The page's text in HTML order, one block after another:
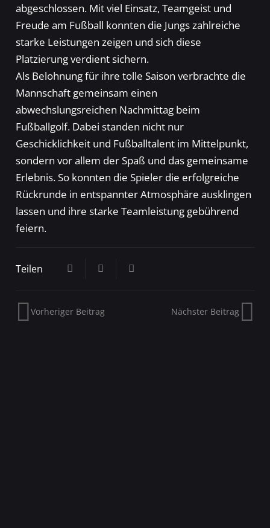
abgeschlossen. Mit viel Einsatz, Teamgeist und
Freude am Fußball konnten die Jungs zahlreiche
starke Leistungen zeigen und sich diese
Platzierung verdient sichern.
Als Belohnung für ihre tolle Saison verbrachte die
Mannschaft gemeinsam einen
abwechslungsreichen Nachmittag beim
Fußballgolf. Dabei standen nicht nur
Geschicklichkeit und Fußballtalent im Mittelpunkt,
sondern vor allem der Spaß und das gemeinsame
Erlebnis. So konnten die Spieler die erfolgreiche
Rückrunde in entspannter Atmosphäre ausklingen
lassen und ihre starke Teamleistung gebührend
feiern.
Teilen
Vorheriger Beitrag Nächster Beitrag